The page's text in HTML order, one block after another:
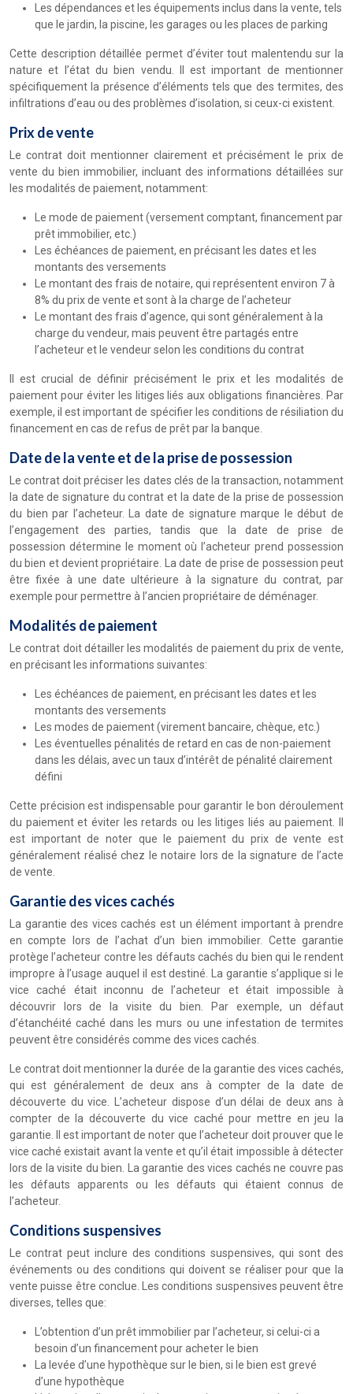
Les dépendances et les équipements inclus dans la vente, tels
que le jardin, la piscine, les garages ou les places de parking
Cette description détaillée permet d’éviter tout malentendu sur la
nature et l’état du bien vendu. Il est important de mentionner
spécifiquement la présence d’éléments tels que des termites, des
infiltrations d’eau ou des problèmes d’isolation, si ceux-ci existent.
Prix de vente
Le contrat doit mentionner clairement et précisément le prix de
vente du bien immobilier, incluant des informations détaillées sur
les modalités de paiement, notamment:
Le mode de paiement (versement comptant, financement par
prêt immobilier, etc.)
Les échéances de paiement, en précisant les dates et les
montants des versements
Le montant des frais de notaire, qui représentent environ 7 à
8% du prix de vente et sont à la charge de l’acheteur
Le montant des frais d’agence, qui sont généralement à la
charge du vendeur, mais peuvent être partagés entre
l’acheteur et le vendeur selon les conditions du contrat
Il est crucial de définir précisément le prix et les modalités de
paiement pour éviter les litiges liés aux obligations financières. Par
exemple, il est important de spécifier les conditions de résiliation du
financement en cas de refus de prêt par la banque.
Date de la vente et de la prise de possession
Le contrat doit préciser les dates clés de la transaction, notamment
la date de signature du contrat et la date de la prise de possession
du bien par l’acheteur. La date de signature marque le début de
l’engagement des parties, tandis que la date de prise de
possession détermine le moment où l’acheteur prend possession
du bien et devient propriétaire. La date de prise de possession peut
être fixée à une date ultérieure à la signature du contrat, par
exemple pour permettre à l’ancien propriétaire de déménager.
Modalités de paiement
Le contrat doit détailler les modalités de paiement du prix de vente,
en précisant les informations suivantes:
Les échéances de paiement, en précisant les dates et les
montants des versements
Les modes de paiement (virement bancaire, chèque, etc.)
Les éventuelles pénalités de retard en cas de non-paiement
dans les délais, avec un taux d’intérêt de pénalité clairement
défini
Cette précision est indispensable pour garantir le bon déroulement
du paiement et éviter les retards ou les litiges liés au paiement. Il
est important de noter que le paiement du prix de vente est
généralement réalisé chez le notaire lors de la signature de l’acte
de vente.
Garantie des vices cachés
La garantie des vices cachés est un élément important à prendre
en compte lors de l’achat d’un bien immobilier. Cette garantie
protège l’acheteur contre les défauts cachés du bien qui le rendent
impropre à l’usage auquel il est destiné. La garantie s’applique si le
vice caché était inconnu de l’acheteur et était impossible à
découvrir lors de la visite du bien. Par exemple, un défaut
d’étanchéité caché dans les murs ou une infestation de termites
peuvent être considérés comme des vices cachés.
Le contrat doit mentionner la durée de la garantie des vices cachés,
qui est généralement de deux ans à compter de la date de
découverte du vice. L’acheteur dispose d’un délai de deux ans à
compter de la découverte du vice caché pour mettre en jeu la
garantie. Il est important de noter que l’acheteur doit prouver que le
vice caché existait avant la vente et qu’il était impossible à détecter
lors de la visite du bien. La garantie des vices cachés ne couvre pas
les défauts apparents ou les défauts qui étaient connus de
l’acheteur.
Conditions suspensives
Le contrat peut inclure des conditions suspensives, qui sont des
événements ou des conditions qui doivent se réaliser pour que la
vente puisse être conclue. Les conditions suspensives peuvent être
diverses, telles que:
L’obtention d’un prêt immobilier par l’acheteur, si celui-ci a
besoin d’un financement pour acheter le bien
La levée d’une hypothèque sur le bien, si le bien est grevé
d’une hypothèque